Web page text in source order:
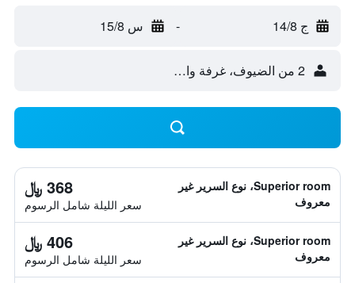
ج 14/8 - س 15/8
2 من الضيوف، غرفة واحدة
Superior room، نوع السرير غير
معروف
368 ﷼
سعر الليلة شامل الرسوم
Superior room، نوع السرير غير
معروف
406 ﷼
سعر الليلة شامل الرسوم